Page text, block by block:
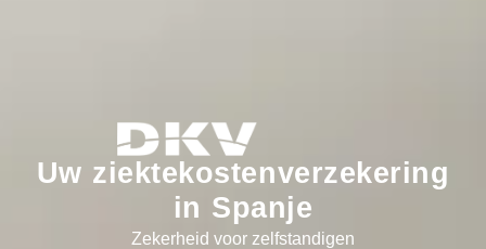
Uw ziektekostenverzekering
in Spanje
Zekerheid voor zelfstandigen